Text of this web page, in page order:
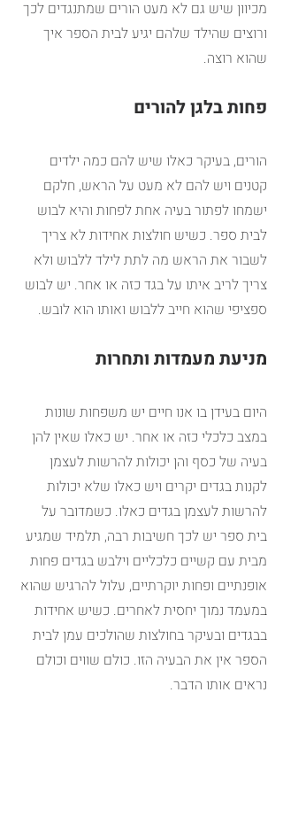
מכיוון שיש גם לא מעט הורים שמתנגדים לכך
ורוצים שהילד שלהם יגיע לבית הספר איך
שהוא רוצה.
פחות בלגן להורים
הורים, בעיקר כאלו שיש להם כמה ילדים
קטנים ויש להם לא מעט על הראש, חלקם
ישמחו לפתור בעיה אחת לפחות והיא לבוש
לבית ספר. כשיש חולצות אחידות לא צריך
לשבור את הראש מה לתת לילד ללבוש ולא
צריך לריב איתו על בגד כזה או אחר. יש לבוש
ספציפי שהוא חייב ללבוש ואותו הוא לובש.
מניעת מעמדות ותחרות
היום בעידן בו אנו חיים יש משפחות שונות
במצב כלכלי כזה או אחר. יש כאלו שאין להן
בעיה של כסף והן יכולות להרשות לעצמן
לקנות בגדים יקרים ויש כאלו שלא יכולות
להרשות לעצמן בגדים כאלו. כשמדובר על
בית ספר יש לכך חשיבות רבה, תלמיד שמגיע
מבית עם קשיים כלכליים וילבש בגדים פחות
אופנתיים ופחות יוקרתיים, עלול להרגיש שהוא
במעמד נמוך יחסית לאחרים. כשיש אחידות
בבגדים ובעיקר בחולצות שהולכים עמן לבית
הספר אין את הבעיה הזו. כולם שווים וכולם
נראים אותו הדבר.